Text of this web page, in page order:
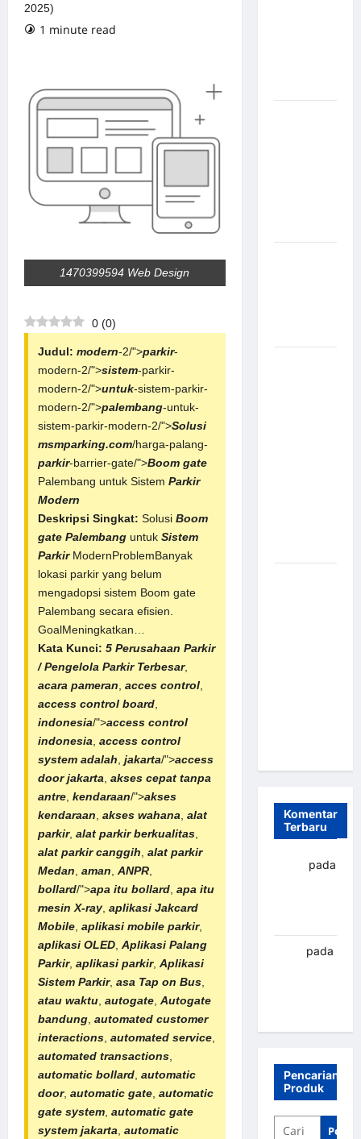
2025)
1 minute read
1470399594 Web Design
0 (0)
Judul: modern-2/">parkir-
modern-2/">sistem-parkir-
modern-2/">untuk-sistem-parkir-
modern-2/">palembang-untuk-
sistem-parkir-modern-2/">Solusi
msmparking.com/harga-palang-
parkir-barrier-gate/">Boom gate
Palembang untuk Sistem Parkir
Modern
Deskripsi Singkat: Solusi Boom
gate Palembang untuk Sistem
ParkirModernProblemBanyak
lokasi parkir yang belum
mengadopsi sistem Boom gate
Palembang secara efisien.
GoalMeningkatkan…
Kata Kunci: 5 Perusahaan Parkir
/ Pengelola Parkir Terbesar,
acara pameran, acces control,
access control board,
indonesia/">access control
indonesia, access control
system adalah, jakarta/">access
door jakarta, akses cepat tanpa
antre, kendaraan/">akses
kendaraan, akses wahana, alat
parkir, alat parkir berkualitas,
alat parkir canggih, alat parkir
Medan, aman, ANPR,
bollard/">apa itu bollard, apa itu
mesin X-ray, aplikasi Jakcard
Mobile, aplikasi mobile parkir,
aplikasi OLED, Aplikasi Palang
Parkir, aplikasi parkir, Aplikasi
Sistem Parkir, asa Tap on Bus,
atau waktu, autogate, Autogate
bandung, automated customer
interactions, automated service,
automated transactions,
automatic bollard, automatic
door, automatic gate, automatic
gate system, automatic gate
system jakarta, automatic
Komentar
Terbaru
pada
pada
Pencarian
Produk